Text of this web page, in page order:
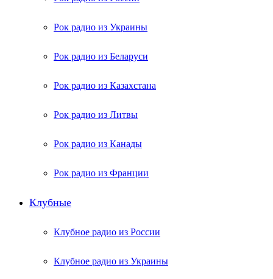
Рок радио из Украины
Рок радио из Беларуси
Рок радио из Казахстана
Рок радио из Литвы
Рок радио из Канады
Рок радио из Франции
Клубные
Клубное радио из России
Клубное радио из Украины